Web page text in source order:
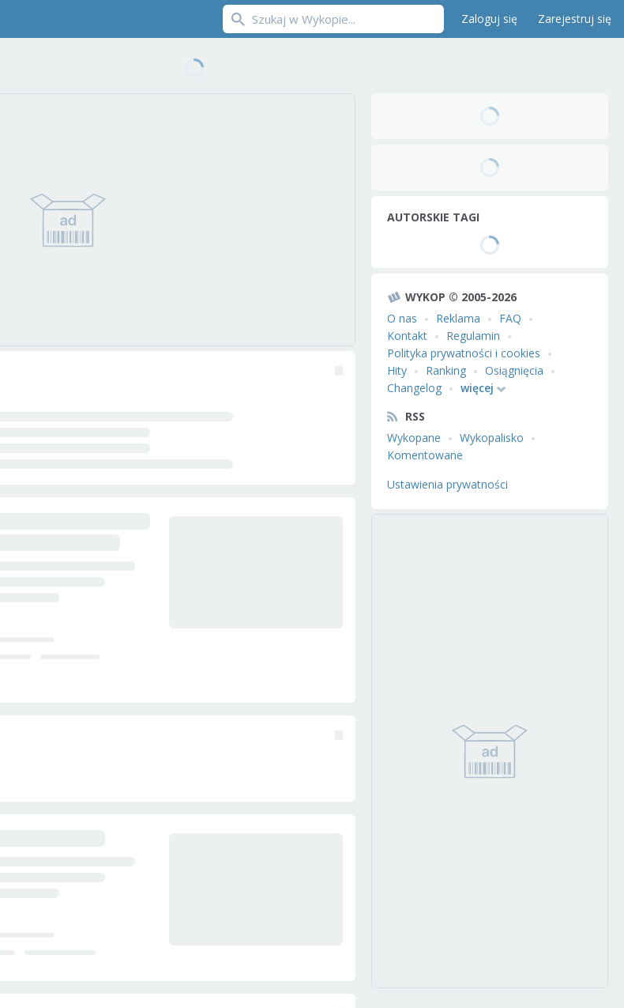
Zaloguj się Zarejestruj się
AUTORSKIE TAGI
WYKOP © 2005-2026
O nas
Reklama
FAQ
Kontakt
Regulamin
Polityka prywatności i cookies
Hity
Ranking
Osiągnięcia
Changelog
więcej
RSS
Wykopane
Wykopalisko
Komentowane
Ustawienia prywatności